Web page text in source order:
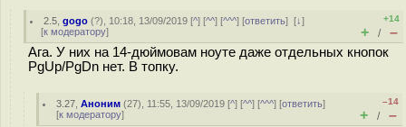
2.5 ,gogo (?), 10:18, 13/09/2019 [^] [^^] [^^^] [ответить][↓]
[к модератору]
+14
+ / –
Ага. У них на 14-дюймовам ноуте даже отдельных кнопок
PgUp/PgDn нет. В тoпку.
3.27 ,Аноним (27), 11:55, 13/09/2019 [^] [^^] [^^^] [ответить]
[к модератору]
–14
+ / –